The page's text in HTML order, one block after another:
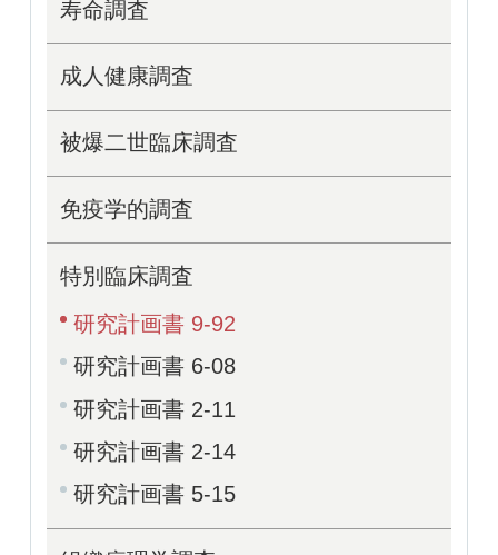
寿命調査
成人健康調査
被爆二世臨床調査
免疫学的調査
特別臨床調査
研究計画書 9-92
研究計画書 6-08
研究計画書 2-11
研究計画書 2-14
研究計画書 5-15